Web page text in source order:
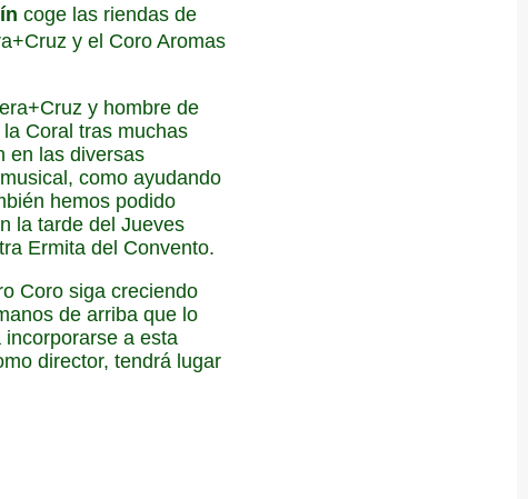
coge las riendas de
y el Coro Aromas
y hombre de
Coral tras muchas
en las diversas
como ayudando
hemos podido
la tarde del Jueves
Ermita del Convento.
Coro siga creciendo
de arriba que lo
a esta
director, tendrá lugar